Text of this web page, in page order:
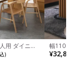
用 ダイニン
5点 LUGA
ル おしゃれ
)
幅110cm
木目調 リ
付き 長方
¥32,800